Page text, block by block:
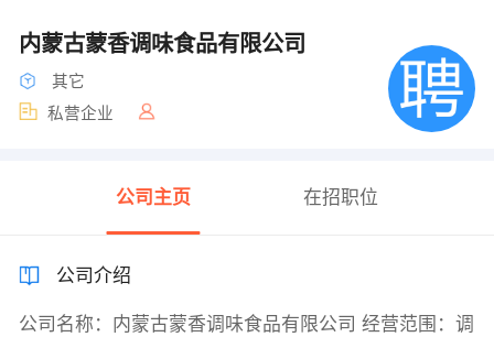
内蒙古蒙香调味食品有限公司
其它
私营企业
公司主页 在招职位
公司介绍
公司名称：内蒙古蒙香调味食品有限公司 经营范围：调